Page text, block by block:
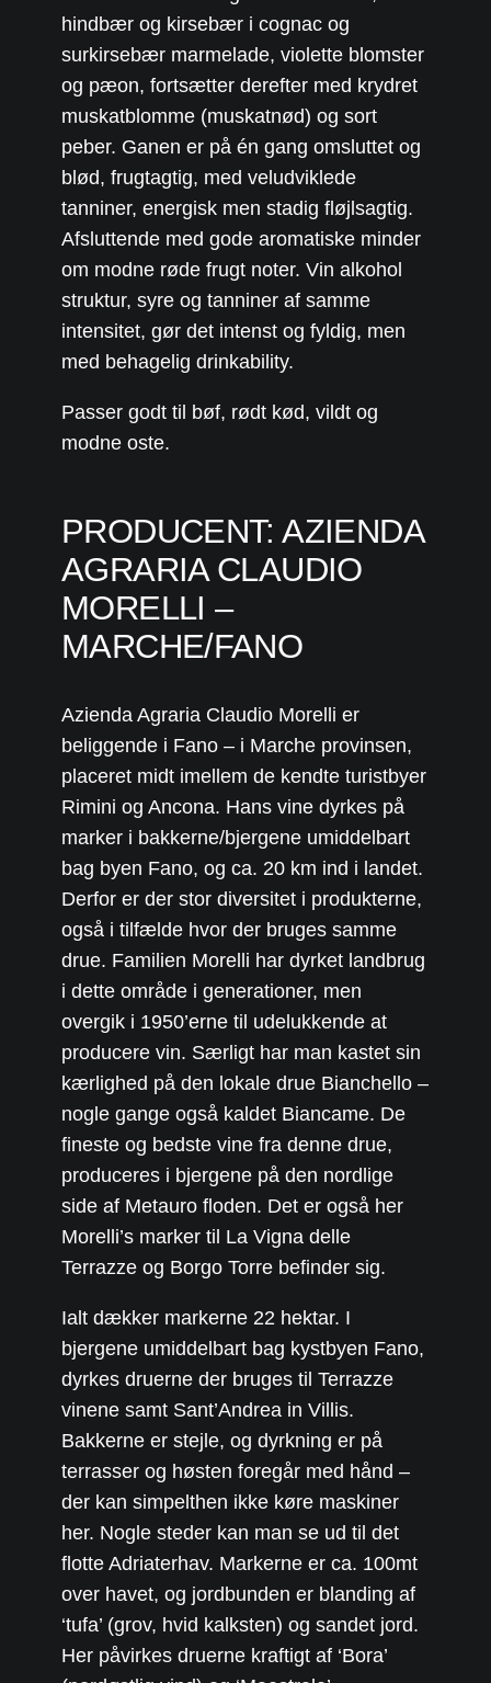
hindbær og kirsebær i cognac og
surkirsebær marmelade, violette blomster
og pæon, fortsætter derefter med krydret
muskatblomme (muskatnød) og sort
peber. Ganen er på én gang omsluttet og
blød, frugtagtig, med veludviklede
tanniner, energisk men stadig fløjlsagtig.
Afsluttende med gode aromatiske minder
om modne røde frugt noter. Vin alkohol
struktur, syre og tanniner af samme
intensitet, gør det intenst og fyldig, men
med behagelig drinkability.
Passer godt til bøf, rødt kød, vildt og
modne oste.
PRODUCENT: AZIENDA
AGRARIA CLAUDIO
MORELLI –
MARCHE/FANO
Azienda Agraria Claudio Morelli er
beliggende i Fano – i Marche provinsen,
placeret midt imellem de kendte turistbyer
Rimini og Ancona. Hans vine dyrkes på
marker i bakkerne/bjergene umiddelbart
bag byen Fano, og ca. 20 km ind i landet.
Derfor er der stor diversitet i produkterne,
også i tilfælde hvor der bruges samme
drue. Familien Morelli har dyrket landbrug
i dette område i generationer, men
overgik i 1950’erne til udelukkende at
producere vin. Særligt har man kastet sin
kærlighed på den lokale drue Bianchello –
nogle gange også kaldet Biancame. De
fineste og bedste vine fra denne drue,
produceres i bjergene på den nordlige
side af Metauro floden. Det er også her
Morelli’s marker til La Vigna delle
Terrazze og Borgo Torre befinder sig.
Ialt dækker markerne 22 hektar. I
bjergene umiddelbart bag kystbyen Fano,
dyrkes druerne der bruges til Terrazze
vinene samt Sant’Andrea in Villis.
Bakkerne er stejle, og dyrkning er på
terrasser og høsten foregår med hånd –
der kan simpelthen ikke køre maskiner
her. Nogle steder kan man se ud til det
flotte Adriaterhav. Markerne er ca. 100mt
over havet, og jordbunden er blanding af
‘tufa’ (grov, hvid kalksten) og sandet jord.
Her påvirkes druerne kraftigt af ‘Bora’